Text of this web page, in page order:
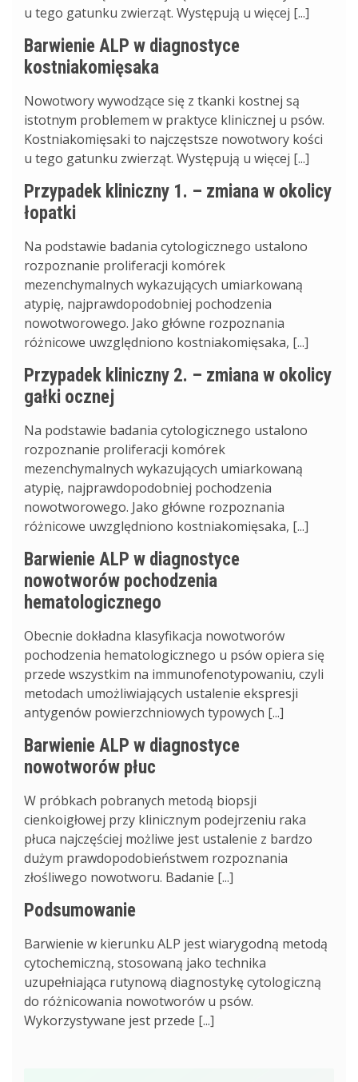
u tego gatunku zwierząt. Występują u więcej [...]
Barwienie ALP w diagnostyce
kostniakomięsaka
Nowotwory wywodzące się z tkanki kostnej są
istotnym problemem w praktyce klinicznej u psów.
Kostniakomięsaki to najczęstsze nowotwory kości
u tego gatunku zwierząt. Występują u więcej [...]
Przypadek kliniczny 1. – zmiana w okolicy
łopatki
Na podstawie badania cytologicznego ustalono
rozpoznanie proliferacji komórek
mezenchymalnych wykazujących umiarkowaną
atypię, najprawdopodobniej pochodzenia
nowotworowego. Jako główne rozpoznania
różnicowe uwzględniono kostniakomięsaka, [...]
Przypadek kliniczny 2. – zmiana w okolicy
gałki ocznej
Na podstawie badania cytologicznego ustalono
rozpoznanie proliferacji komórek
mezenchymalnych wykazujących umiarkowaną
atypię, najprawdopodobniej pochodzenia
nowotworowego. Jako główne rozpoznania
różnicowe uwzględniono kostniakomięsaka, [...]
Barwienie ALP w diagnostyce
nowotworów pochodzenia
hematologicznego
Obecnie dokładna klasyfikacja nowotworów
pochodzenia hematologicznego u psów opiera się
przede wszystkim na immunofenotypowaniu, czyli
metodach umożliwiających ustalenie ekspresji
antygenów powierzchniowych typowych [...]
Barwienie ALP w diagnostyce
nowotworów płuc
W próbkach pobranych metodą biopsji
cienkoigłowej przy klinicznym podejrzeniu raka
płuca najczęściej możliwe jest ustalenie z bardzo
dużym prawdopodobieństwem rozpoznania
złośliwego nowotworu. Badanie [...]
Podsumowanie
Barwienie w kierunku ALP jest wiarygodną metodą
cytochemiczną, stosowaną jako technika
uzupełniająca rutynową diagnostykę cytologiczną
do różnicowania nowotworów u psów.
Wykorzystywane jest przede [...]